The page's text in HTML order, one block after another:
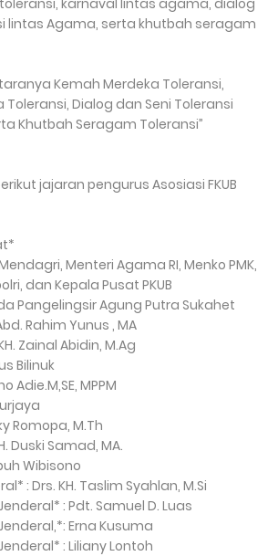
karnaval lintas agama, dialog
lintas Agama, serta khutbah seragam
Kemah Merdeka Toleransi,
Toleransi, Dialog dan Seni Toleransi
Khutbah Seragam Toleransi”
jajaran pengurus Asosiasi FKUB
Menteri Agama RI, Menko PMK,
dan Kepala Pusat PKUB
Pangelingsir Agung Putra Sukahet
Rahim Yunus , MA
Zainal Abidin, M.Ag
Bilinuk
Adie.M,SE, MPPM
Romopa, M.Th
Duski Samad, MA.
Wibisono
: Drs. KH. Taslim Syahlan, M.Si
: Pdt. Samuel D. Luas
Erna Kusuma
: Liliany Lontoh